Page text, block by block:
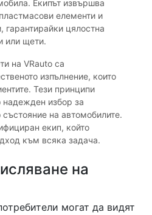
Екипът извършва
елементи и
гарантирайки цялостна
или щети.
на VRauto са
изпълнение, които
Тези принципи
надежден избор за
на автомобилите.
екип, който
към всяка задача.
на
могат да видят